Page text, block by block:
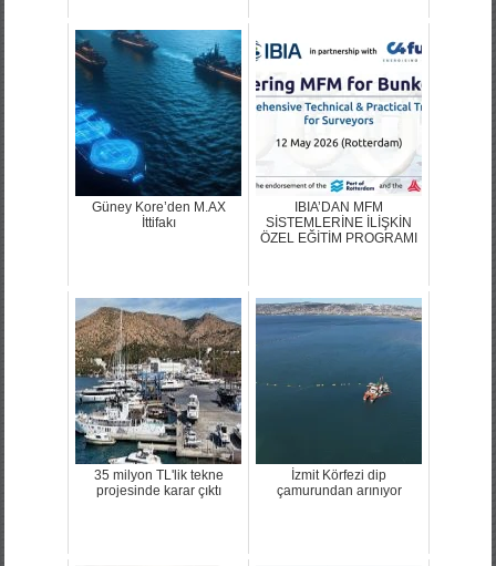
Güney Kore’den M.AX
İttifakı
IBIA’DAN MFM
SİSTEMLERİNE İLİŞKİN
ÖZEL EĞİTİM PROGRAMI
35 milyon TL'lik tekne
projesinde karar çıktı
İzmit Körfezi dip
çamurundan arınıyor